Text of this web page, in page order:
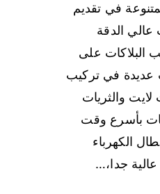
في تقديم
عالي الدقة
البلاكات على
عديدة في تركيب
لايت والثريات
بأسرع وقت
الكهرباء
عالية جدا،…